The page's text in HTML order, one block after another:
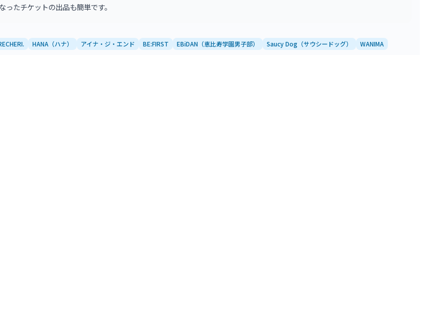
たチケットの出品も簡単です。
HANA（ハナ） アイナ・ジ・エンド BE:FIRST EBiDAN（恵比寿学園男子部） Saucy Dog（サウシードッグ） WANIMA